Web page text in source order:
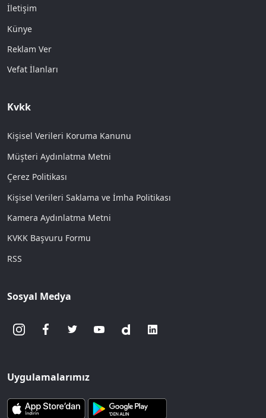
İletişim
Künye
Reklam Ver
Vefat İlanları
Kvkk
Kişisel Verileri Koruma Kanunu
Müşteri Aydınlatma Metni
Çerez Politikası
Kişisel Verileri Saklama ve İmha Politikası
Kamera Aydınlatma Metni
KVKK Başvuru Formu
RSS
Sosyal Medya
Uygulamalarımız